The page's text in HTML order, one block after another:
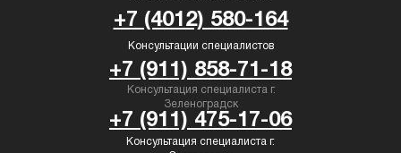
Консультация специалиста г.
Консультация специалиста г.
Зеленоградск
Консультации специалистов
+7 (911) 858-71-18
+7 (911) 475-17-06
+7 (4012) 580-164